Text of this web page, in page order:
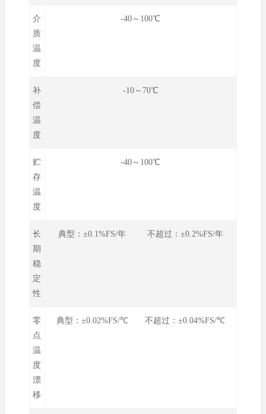
介
质
温
度
-40～100℃
补
偿
温
度
-10～70℃
贮
存
温
度
-40～100℃
长
期
稳
定
性
典型：±0.1%FS/年 不超过：±0.2%FS/年
零
点
温
度
漂
移
典型：±0.02%FS/℃ 不超过：±0.04%FS/℃